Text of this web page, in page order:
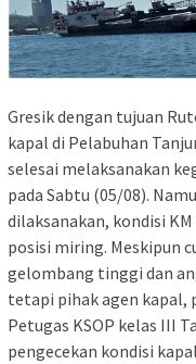
Gresik dengan tujuan
kapal di Pelabuhan
selesai melaksanakan
pada Sabtu (05/08).
dilaksanakan, kondisi
posisi miring. Meskipun
gelombang tinggi dan
tetapi pihak agen kapal,
Petugas KSOP kelas III
pengecekan kondisi